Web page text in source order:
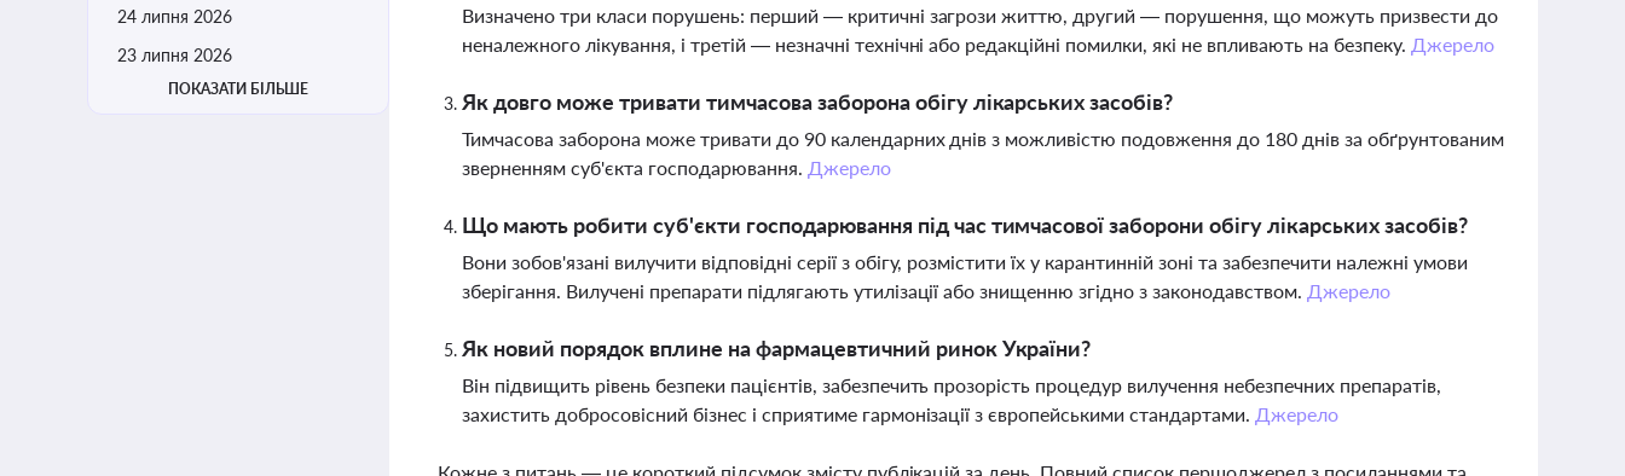
24 липня 2026
23 липня 2026
ПОКАЗАТИ БІЛЬШЕ
Визначено три класи порушень: перший — критичні загрози життю, другий — порушення, що можуть призвести до
неналежного лікування, і третій — незначні технічні або редакційні помилки, які не впливають на безпеку. Джерело
Як довго може тривати тимчасова заборона обігу лікарських засобів?
Тимчасова заборона може тривати до 90 календарних днів з можливістю подовження до 180 днів за обґрунтованим
зверненням суб'єкта господарювання. Джерело
Що мають робити суб'єкти господарювання під час тимчасової заборони обігу лікарських засобів?
Вони зобов'язані вилучити відповідні серії з обігу, розмістити їх у карантинній зоні та забезпечити належні умови
зберігання. Вилучені препарати підлягають утилізації або знищенню згідно з законодавством. Джерело
Як новий порядок вплине на фармацевтичний ринок України?
Він підвищить рівень безпеки пацієнтів, забезпечить прозорість процедур вилучення небезпечних препаратів,
захистить добросовісний бізнес і сприятиме гармонізації з європейськими стандартами. Джерело